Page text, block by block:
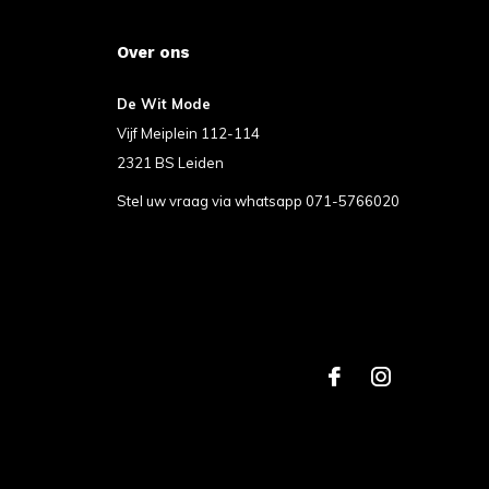
Over ons
De Wit Mode
Vijf Meiplein 112-114
2321 BS Leiden
Stel uw vraag via whatsapp 071-5766020